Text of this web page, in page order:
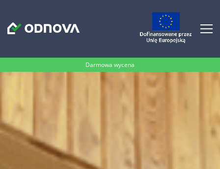
Darmowa wycena